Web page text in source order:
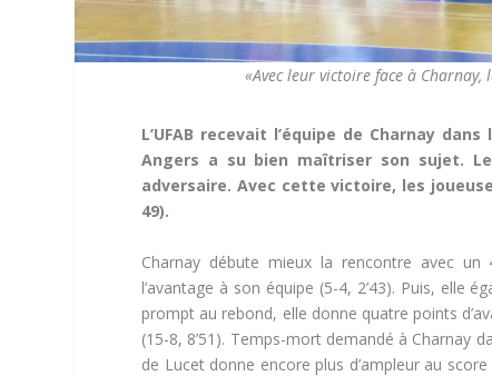
«Avec leur victoire face à
L’UFAB recevait l’équipe de Charnay
Angers a su bien maîtriser son sujet.
adversaire. Avec cette victoire, les
49).
Charnay débute mieux la rencontre avec
l’avantage à son équipe (5-4, 2’43). Puis, elle
prompt au rebond, elle donne quatre points
(15-8, 8’51). Temps-mort demandé à Charnay
de Lucet donne encore plus d’ampleur au